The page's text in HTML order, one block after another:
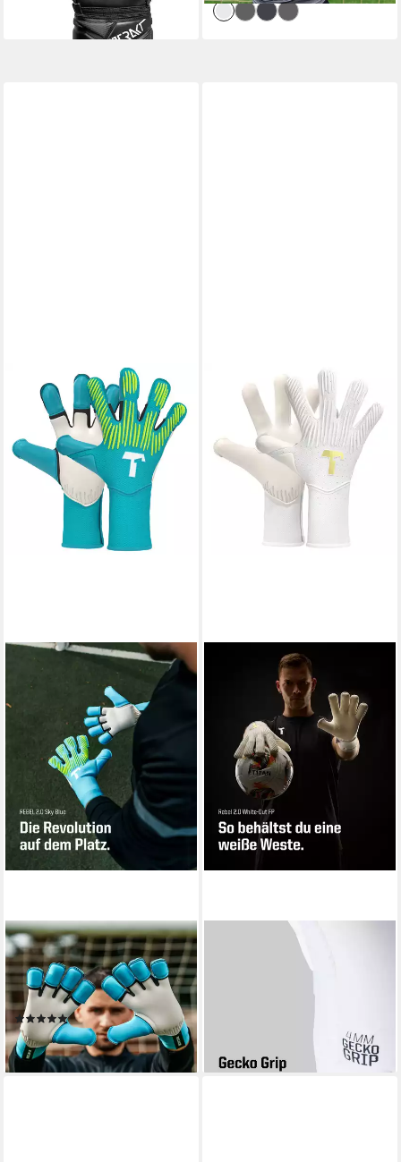
T1TAN
Torwarthandschuhe
Torwarthandschuhe
Erwachsene Rebel Sky Blue
(1)
99,99 €
lieferbar - in 2-3 Werktagen bei dir
Torwarthandschuhe
lieferbar - in 2-3 Werktagen bei dir